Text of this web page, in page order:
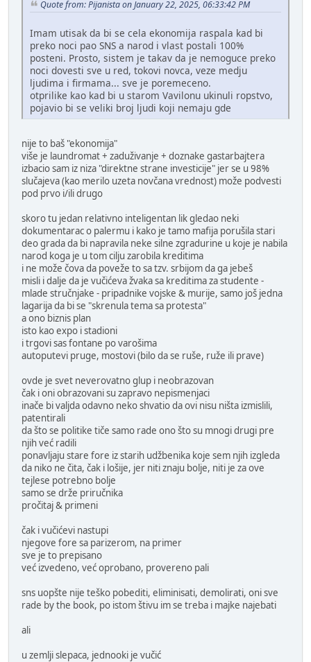
Quote from: Pijanista on January 22, 2025, 06:33:42 PM
Imam utisak da bi se cela ekonomija raspala kad bi
preko noci pao SNS a narod i vlast postali 100%
posteni. Prosto, sistem je takav da je nemoguce preko
noci dovesti sve u red, tokovi novca, veze medju
ljudima i firmama... sve je poremeceno.
otprilike kao kad bi u starom Vavilonu ukinuli ropstvo,
pojavio bi se veliki broj ljudi koji nemaju gde
nije to baš "ekonomija"
više je laundromat + zaduživanje + doznake gastarbajtera
izbacio sam iz niza "direktne strane investicije" jer se u 98%
slučajeva (kao merilo uzeta novčana vrednost) može podvesti
pod prvo i/ili drugo
skoro tu jedan relativno inteligentan lik gledao neki
dokumentarac o palermu i kako je tamo mafija porušila stari
deo grada da bi napravila neke silne zgradurine u koje je nabila
narod koga je u tom cilju zarobila kreditima
i ne može čova da poveže to sa tzv. srbijom da ga jebeš
misli i dalje da je vučićeva žvaka sa kreditima za studente -
mlade stručnjake - pripadnike vojske & murije, samo još jedna
lagarija da bi se "skrenula tema sa protesta"
a ono biznis plan
isto kao expo i stadioni
i trgovi sas fontane po varošima
autoputevi pruge, mostovi (bilo da se ruše, ruže ili prave)
ovde je svet neverovatno glup i neobrazovan
čak i oni obrazovani su zapravo nepismenjaci
inače bi valjda odavno neko shvatio da ovi nisu ništa izmislili,
patentirali
da što se politike tiče samo rade ono što su mnogi drugi pre
njih već radili
ponavljaju stare fore iz starih udžbenika koje sem njih izgleda
da niko ne čita, čak i lošije, jer niti znaju bolje, niti je za ove
tejlese potrebno bolje
samo se drže priručnika
pročitaj & primeni
čak i vučićevi nastupi
njegove fore sa parizerom, na primer
sve je to prepisano
već izvedeno, već oprobano, provereno pali
sns uopšte nije teško pobediti, eliminisati, demolirati, oni sve
rade by the book, po istom štivu im se treba i majke najebati
ali
u zemlji slepaca, jednooki je vučić